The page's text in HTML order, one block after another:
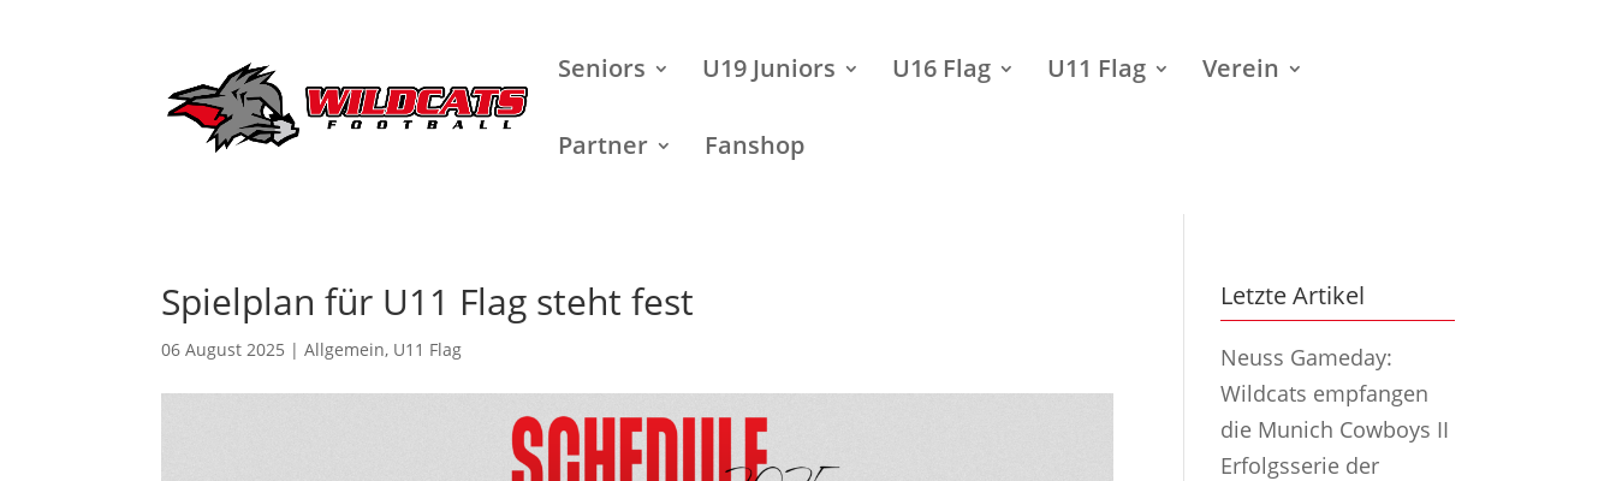
Seniors U19 Juniors U16 Flag U11 Flag Verein
Partner Fanshop
Spielplan für U11 Flag steht fest
06 August 2025 |Allgemein, U11 Flag
Letzte Artikel
Neuss Gameday:
Wildcats empfangen
die Munich Cowboys II
Erfolgsserie der